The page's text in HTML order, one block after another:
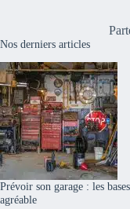
Nos derniers articles
Prévoir son garage : les
agréable